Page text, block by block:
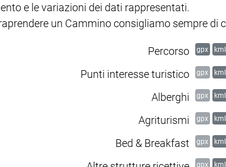
e le variazioni dei dati rappresentati.
un Cammino consigliamo sempre
Percorso gpx kml
Punti interesse turistico gpx kml
Alberghi gpx kml
Agriturismi gpx kml
Bed & Breakfast gpx kml
gpx kml